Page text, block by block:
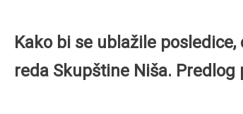
Kako bi se ublažile
reda Skupštine Niša. Predlog